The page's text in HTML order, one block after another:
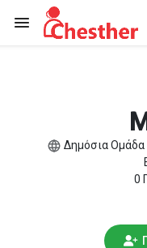
Ανακάλυψε
Δημόσια Ομάδα
0